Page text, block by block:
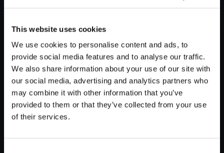
This website uses cookies
We use cookies to personalise content and ads, to
provide social media features and to analyse our traffic.
We also share information about your use of our site with
our social media, advertising and analytics partners who
may combine it with other information that you’ve
provided to them or that they’ve collected from your use
of their services.
【単曲】ロックマンエグゼ サウ
ンドBOX セントラルタウン
150円